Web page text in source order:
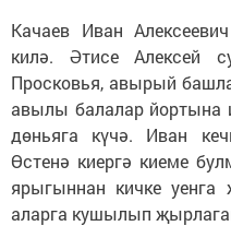
Качаев Иван
килә. Әтисе Алексей
Просковья, авырый
авылы балалар йортына
дөньяга күчә. Иван
Өстенә киергә киеме
ярыгыннан кичке уенга
аларга кушылып